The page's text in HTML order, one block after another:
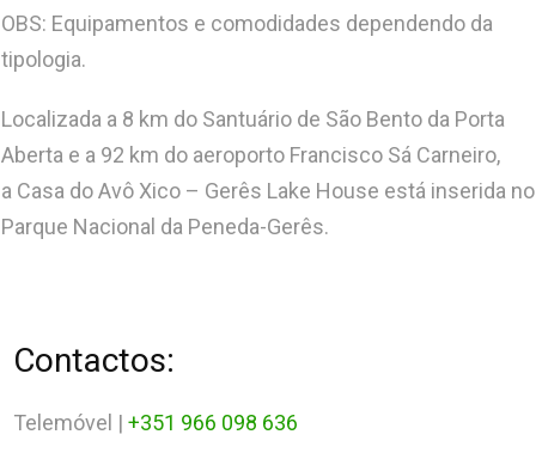
OBS: Equipamentos e comodidades dependendo da
tipologia.
Localizada a 8 km do Santuário de São Bento da Porta
Aberta e a 92 km do aeroporto Francisco Sá Carneiro,
a Casa do Avô Xico – Gerês Lake House está inserida no
Parque Nacional da Peneda-Gerês.
Contactos:
Telemóvel | +351 966 098 636